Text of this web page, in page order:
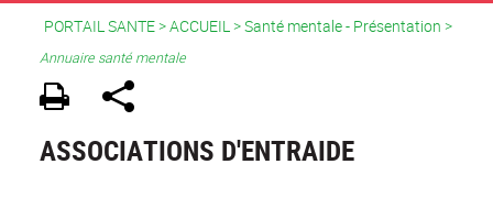
PORTAIL SANTE>ACCUEIL> Santé mentale - Présentation >
Annuaire santé mentale
ASSOCIATIONS D'ENTRAIDE